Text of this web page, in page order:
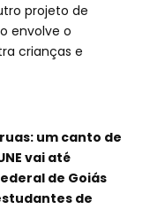
projeto de
envolve o
crianças e
um canto de
vai até
de Goiás
de